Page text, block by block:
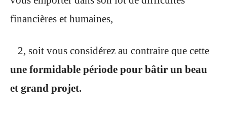
financières et humaines,
2, soit vous considérez au contraire que cette
une formidable période pour bâtir un beau
et grand projet.